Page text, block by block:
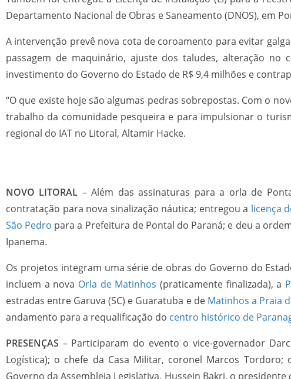
Departamento Nacional de Obras e Saneamento (DNOS), em
A intervenção prevê nova cota de coroamento para evitar
passagem de maquinário, ajuste dos taludes, alteração
investimento do Governo do Estado de R$ 9,4 milhões e
“O que existe hoje são algumas pedras sobrepostas. Com o
trabalho da comunidade pesqueira e para impulsionar o
regional do IAT no Litoral, Altamir Hacke.
NOVO LITORAL – Além das assinaturas para a orla de
contratação para nova sinalização náutica; entregou a licença
São Pedro para a Prefeitura de Pontal do Paraná; e deu a
Ipanema.
Os projetos integram uma série de obras do Governo do
incluem a nova Orla de Matinhos (praticamente finalizada), a
estradas entre Garuva (SC) e Guaratuba e de Matinhos a Praia
andamento para a requalificação do centro histórico de
PRESENÇAS – Participaram do evento o vice-governador
Logística); o chefe da Casa Militar, coronel Marcos
Governo da Assembleia Legislativa, Hussein Bakri, o